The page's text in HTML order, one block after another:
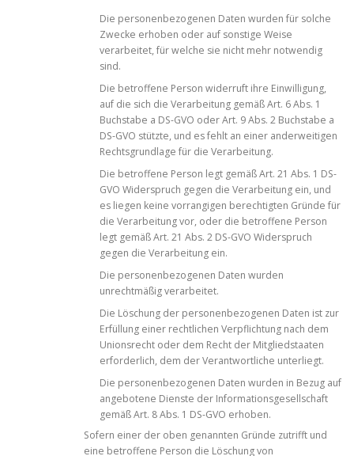
Die personenbezogenen Daten wurden für solche
Zwecke erhoben oder auf sonstige Weise
verarbeitet, für welche sie nicht mehr notwendig
sind.
Die betroffene Person widerruft ihre Einwilligung,
auf die sich die Verarbeitung gemäß Art. 6 Abs. 1
Buchstabe a DS-GVO oder Art. 9 Abs. 2 Buchstabe a
DS-GVO stützte, und es fehlt an einer anderweitigen
Rechtsgrundlage für die Verarbeitung.
Die betroffene Person legt gemäß Art. 21 Abs. 1 DS-
GVO Widerspruch gegen die Verarbeitung ein, und
es liegen keine vorrangigen berechtigten Gründe für
die Verarbeitung vor, oder die betroffene Person
legt gemäß Art. 21 Abs. 2 DS-GVO Widerspruch
gegen die Verarbeitung ein.
Die personenbezogenen Daten wurden
unrechtmäßig verarbeitet.
Die Löschung der personenbezogenen Daten ist zur
Erfüllung einer rechtlichen Verpflichtung nach dem
Unionsrecht oder dem Recht der Mitgliedstaaten
erforderlich, dem der Verantwortliche unterliegt.
Die personenbezogenen Daten wurden in Bezug auf
angebotene Dienste der Informationsgesellschaft
gemäß Art. 8 Abs. 1 DS-GVO erhoben.
Sofern einer der oben genannten Gründe zutrifft und
eine betroffene Person die Löschung von